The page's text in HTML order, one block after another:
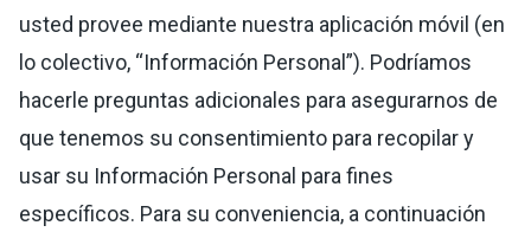
usted provee mediante nuestra aplicación móvil (en
lo colectivo, “Información Personal”). Podríamos
hacerle preguntas adicionales para asegurarnos de
que tenemos su consentimiento para recopilar y
usar su Información Personal para fines
específicos. Para su conveniencia, a continuación